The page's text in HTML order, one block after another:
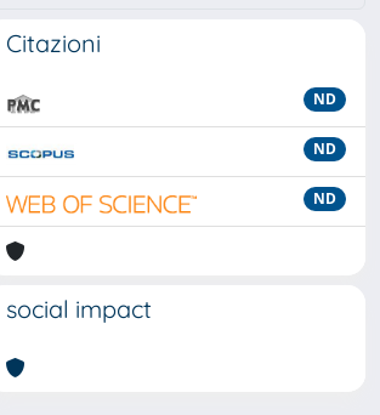
Citazioni
ND
ND
ND
social impact